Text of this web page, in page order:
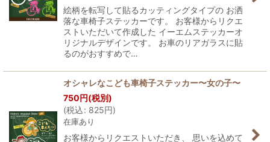
絵柄を転写して貼るカッティングタイプの お洒
落な車椅子ステッカーです。 お客様からリクエ
ストいただいて作成した イーエムステッカーオ
リジナルデザインです。 お車のリアガラスに貼
るのがおすすめで…
オシャレなこども車椅子ステッカー〜女の子〜
750円(税別)
(税込: 825円)
在庫あり
お客様からリクエストいただき、 思いを込めて